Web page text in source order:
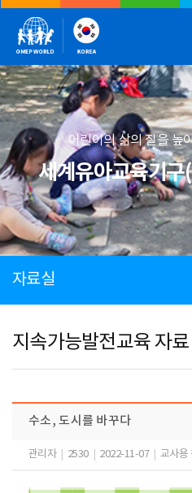
어린이의 삶의 질을 높
세계유아교육기구
자료실
지속가능발전교육 자료
수소, 도시를 바꾸다
관리자 2530 2022-11-07 교사용